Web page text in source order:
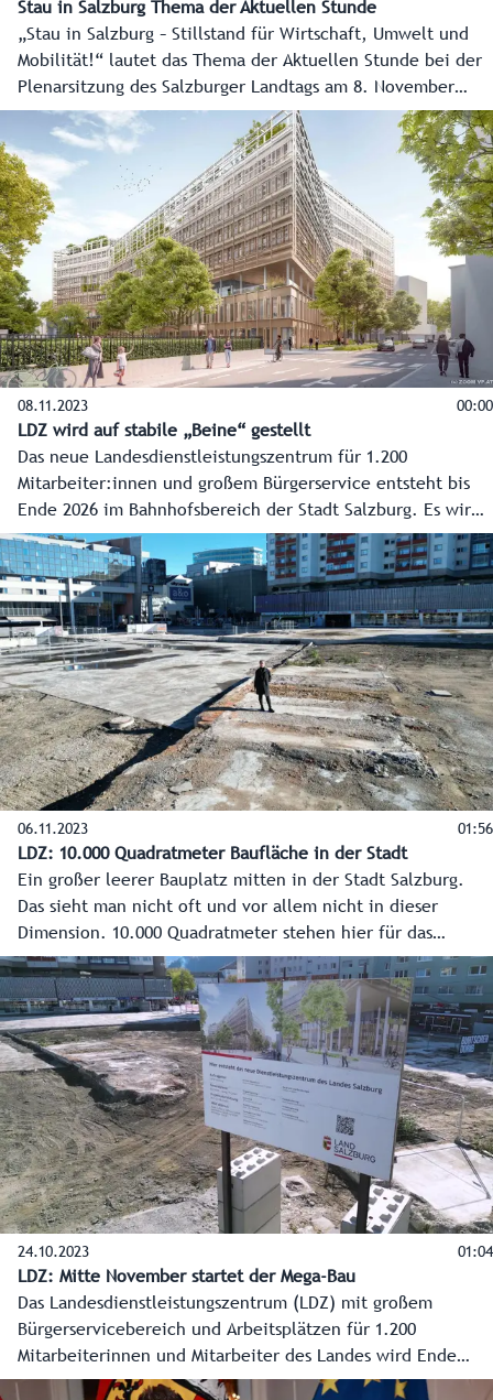
Stau in Salzburg Thema der Aktuellen Stunde
„Stau in Salzburg – Stillstand für Wirtschaft, Umwelt und
Mobilität!“ lautet das Thema der Aktuellen Stunde bei der
Plenarsitzung des Salzburger Landtags am 8. November
2023 im Chiemseehof, eingebracht von der SPÖ.
08.11.2023 00:00
LDZ wird auf stabile „Beine“ gestellt
Das neue Landesdienstleistungszentrum für 1.200
Mitarbeiter:innen und großem Bürgerservice entsteht bis
Ende 2026 im Bahnhofsbereich der Stadt Salzburg. Es wird
das modernste Verwaltungsgebäude Österreichs. Im Video
die Eckpunkte zum Projekt mit dem Stand 8.11.2023.
06.11.2023 01:56
LDZ: 10.000 Quadratmeter Baufläche in der Stadt
Ein großer leerer Bauplatz mitten in der Stadt Salzburg.
Das sieht man nicht oft und vor allem nicht in dieser
Dimension. 10.000 Quadratmeter stehen hier für das
modernste Verwaltungsgebäude Österreichs – das neue
Landesdienstleistungszentrum - zur Verfügung. Doch bevor
das Gebäude wachsen kann, geht es in die Tiefe. Rund 250
Pfähle, die 40 Meter in den Boden gebohrt werden,
werden die Basis sein – ein Hauch von Venedig, doch viel
moderner.
24.10.2023 01:04
LDZ: Mitte November startet der Mega-Bau
Das Landesdienstleistungszentrum (LDZ) mit großem
Bürgerservicebereich und Arbeitsplätzen für 1.200
Mitarbeiterinnen und Mitarbeiter des Landes wird Ende
2026 fertig sein. Im Bahnhofsbereich sind die